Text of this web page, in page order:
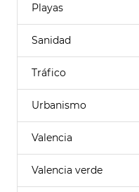
Playas
Sanidad
Tráfico
Urbanismo
Valencia
Valencia verde